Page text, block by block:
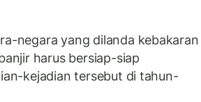
negara yang dilanda kebakaran
harus bersiap-siap
kejadian tersebut di tahun-